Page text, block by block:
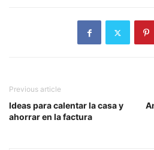
Previous article
Ideas para calentar la casa y
ahorrar en la factura